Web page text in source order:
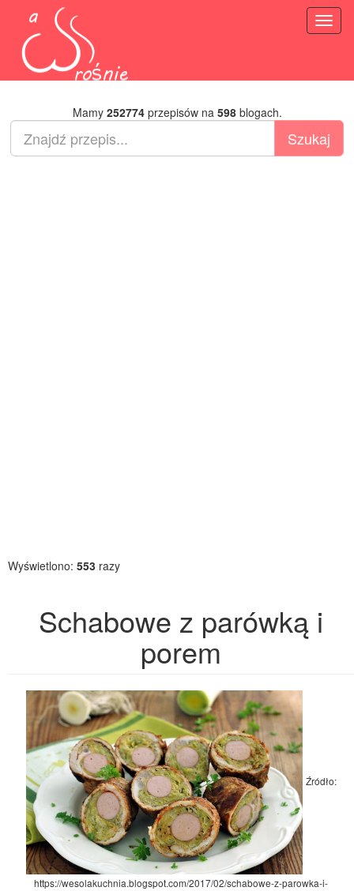
Mamy 252774przepisów na 598blogach.
Wyświetlono: 553 razy
Schabowe z parówką i
porem
Źródło:
https://wesolakuchnia.blogspot.com/2017/02/schabowe-z-parowka-i-